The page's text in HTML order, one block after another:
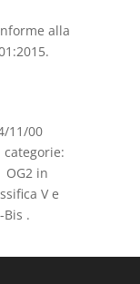
alla
11/00
OG2 in
V e
Bis .